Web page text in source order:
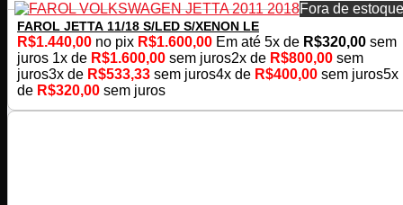
Fora de estoque
FAROL JETTA 11/18 S/LED S/XENON LE
R$1.440,00 no pix R$1.600,00 Em até 5x de R$320,00 sem
juros 1x de R$1.600,00 sem juros2x de R$800,00 sem
juros3x de R$533,33 sem juros4x de R$400,00 sem juros5x
de R$320,00 sem juros